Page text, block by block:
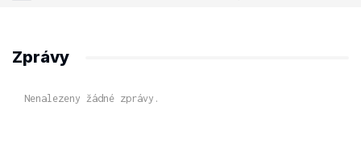
Zprávy
Nenalezeny žádné zprávy.